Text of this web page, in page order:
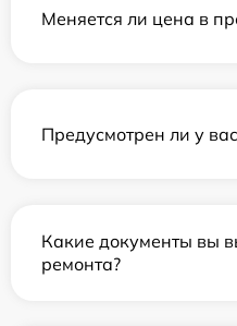
Меняется ли цена в
Предусмотрен ли у
Какие документы вы
ремонта?